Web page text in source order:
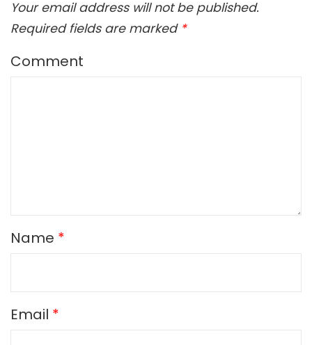
Your email address will not be published.
Required fields are marked *
Comment
Name *
Email *